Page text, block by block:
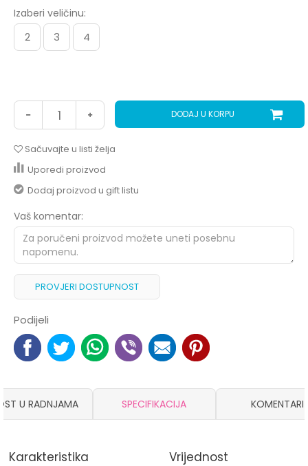
Izaberi veličinu:
2 3 4
DODAJ U KORPU
Sačuvajte u listi želja
Uporedi proizvod
Dodaj proizvod u gift listu
Vaš komentar:
PROVJERI DOSTUPNOST
Podijeli
U RADNJAMA SPECIFIKACIJA KOMENTARI
Karakteristika
Vrijednost